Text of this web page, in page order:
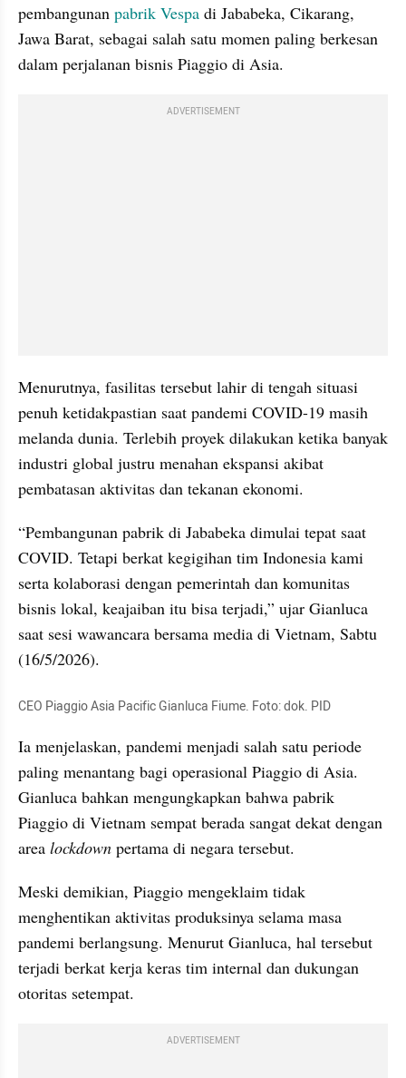
pembangunan pabrik Vespa di Jababeka, Cikarang,
Jawa Barat, sebagai salah satu momen paling berkesan
dalam perjalanan bisnis Piaggio di Asia.
ADVERTISEMENT
Menurutnya, fasilitas tersebut lahir di tengah situasi
penuh ketidakpastian saat pandemi COVID-19 masih
melanda dunia. Terlebih proyek dilakukan ketika banyak
industri global justru menahan ekspansi akibat
pembatasan aktivitas dan tekanan ekonomi.
“Pembangunan pabrik di Jababeka dimulai tepat saat
COVID. Tetapi berkat kegigihan tim Indonesia kami
serta kolaborasi dengan pemerintah dan komunitas
bisnis lokal, keajaiban itu bisa terjadi,” ujar Gianluca
saat sesi wawancara bersama media di Vietnam, Sabtu
(16/5/2026).
CEO Piaggio Asia Pacific Gianluca Fiume. Foto: dok. PID
Ia menjelaskan, pandemi menjadi salah satu periode
paling menantang bagi operasional Piaggio di Asia.
Gianluca bahkan mengungkapkan bahwa pabrik
Piaggio di Vietnam sempat berada sangat dekat dengan
area lockdown pertama di negara tersebut.
Meski demikian, Piaggio mengeklaim tidak
menghentikan aktivitas produksinya selama masa
pandemi berlangsung. Menurut Gianluca, hal tersebut
terjadi berkat kerja keras tim internal dan dukungan
otoritas setempat.
ADVERTISEMENT